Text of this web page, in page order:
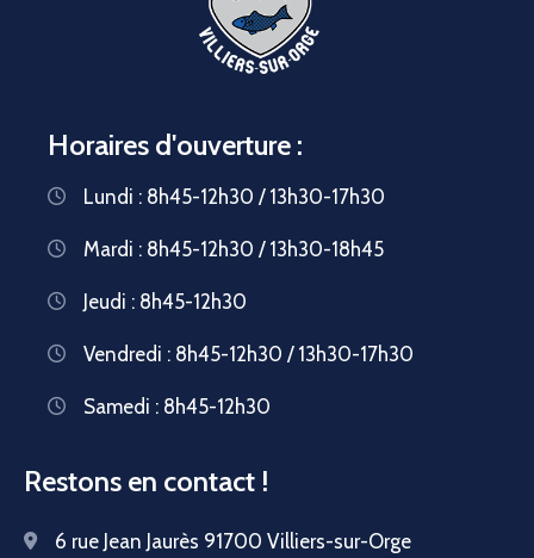
Horaires d'ouverture :
Lundi : 8h45-12h30 / 13h30-17h30
Mardi : 8h45-12h30 / 13h30-18h45
Jeudi : 8h45-12h30
Vendredi : 8h45-12h30 / 13h30-17h30
Samedi : 8h45-12h30
Restons en contact !
6 rue Jean Jaurès 91700 Villiers-sur-Orge